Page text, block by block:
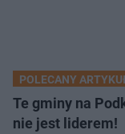
POLECANY
Te gminy na
nie jest liderem!